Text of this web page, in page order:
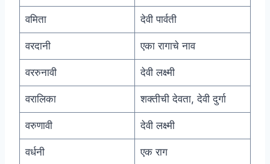
वमिता देवी पार्वती
वरदानी एका रागाचे नाव
वररुनावी देवी लक्ष्मी
वरालिका शक्तीची देवता, देवी दुर्गा
वरुणावी देवी लक्ष्मी
वर्धनी एक राग